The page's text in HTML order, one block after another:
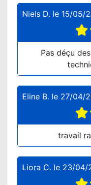
Niels D. le 15/05/
Pas déçu
Eline B. le 27/04/
travail
Liora C. le 23/04/